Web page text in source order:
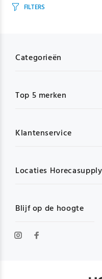
FILTERS
Blijf op de hoogte
Categorieën
Top 5 merken
Klantenservice
Locaties Horecasupply